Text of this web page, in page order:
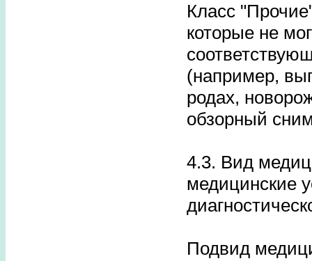
Класс
которые не
(например,
родах,
обзорный
4.3. Вид
медицинские
Подвид